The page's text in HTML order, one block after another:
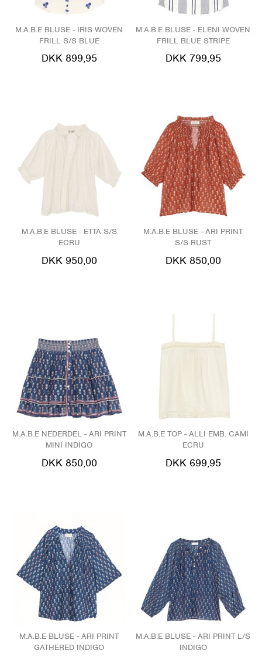
M.A.B.E BLUSE - IRIS WOVEN
FRILL S/S BLUE
DKK 899,95
M.A.B.E BLUSE - ELENI WOVEN
FRILL BLUE STRIPE
DKK 799,95
M.A.B.E BLUSE - ETTA S/S
ECRU
DKK 950,00
M.A.B.E BLUSE - ARI PRINT
S/S RUST
DKK 850,00
M.A.B.E NEDERDEL - ARI PRINT
MINI INDIGO
DKK 850,00
M.A.B.E TOP - ALLI EMB. CAMI
ECRU
DKK 699,95
M.A.B.E BLUSE - ARI PRINT
GATHERED INDIGO
M.A.B.E BLUSE - ARI PRINT L/S
INDIGO